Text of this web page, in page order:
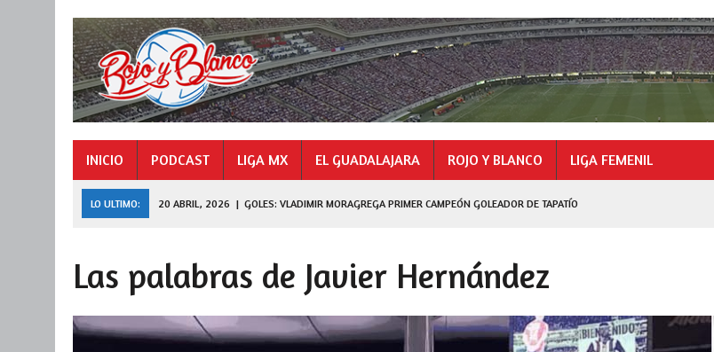
INICIO PODCAST LIGA MX EL GUADALAJARA ROJO Y BLANCO LIGA FEMENIL
LO ULTIMO: 9 NOVIEMBRE, 2025 | GOLES: «HORMIGA» GONZÁLEZ CAMPEÓN GOLEADOR
| GOLES: VLADIMIR MORAGREGA PRIMER CAMPEÓN GOLEADOR DE TAPATÍO
Las palabras de Javier Hernández